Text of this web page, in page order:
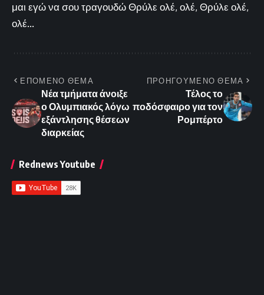
μαι εγώ να σου τραγουδώ Θρύλε ολέ, ολέ, Θρύλε ολέ,
ολέ...
ΕΠΟΜΕΝΟ ΘΕΜΑ
Νέα τμήματα άνοιξε
ο Ολυμπιακός λόγω
εξάντλησης θέσεων
διαρκείας
ΠΡΟΗΓΟΥΜΕΝΟ ΘΕΜΑ
Τέλος το
ποδόσφαιρο για τον
Ρομπέρτο
Rednews Youtube